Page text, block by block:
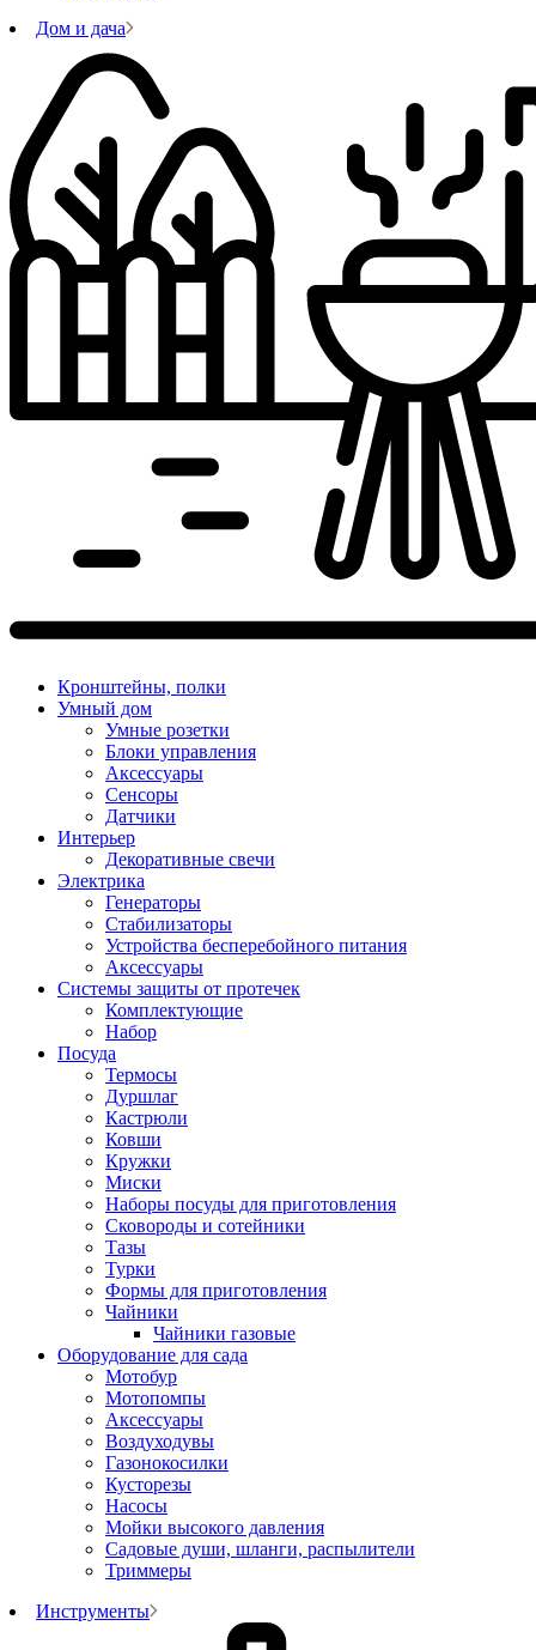
Дом и дача
Кронштейны, полки
Умный дом
Умные розетки
Блоки управления
Аксессуары
Сенсоры
Датчики
Интерьер
Декоративные свечи
Электрика
Генераторы
Стабилизаторы
Устройства бесперебойного питания
Аксессуары
Системы защиты от протечек
Комплектующие
Набор
Посуда
Термосы
Дуршлаг
Кастрюли
Ковши
Кружки
Миски
Наборы посуды для приготовления
Сковороды и сотейники
Тазы
Турки
Формы для приготовления
Чайники
Чайники газовые
Оборудование для сада
Мотобур
Мотопомпы
Аксессуары
Воздуходувы
Газонокосилки
Кусторезы
Насосы
Мойки высокого давления
Садовые души, шланги, распылители
Триммеры
Инструменты